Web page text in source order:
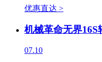
优惠直达 >
机械革命无界16S
07.10